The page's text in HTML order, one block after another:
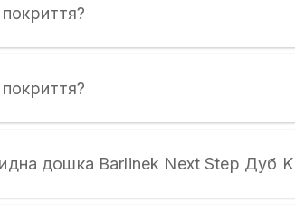
дошка Barlinek Next Step Дуб